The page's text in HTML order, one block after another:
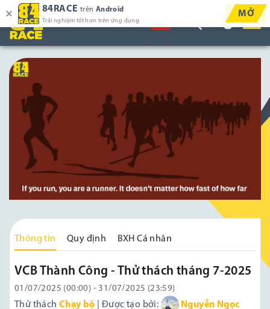
Thông tin Quy định BXH Cá nhân
VCB Thành Công - Thử thách tháng 7-2025
01/07/2025 (00:00) - 31/07/2025 (23:59)
Thử thách Chạy bộ | Được tạo bởi:
Nguyễn Ngọc
84RACE trên Android
Trải nghiệm tốt hơn trên ứng dụng
MỞ